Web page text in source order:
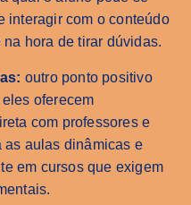
interagir com o conteúdo
hora de tirar dúvidas.
outro ponto positivo
oferecem
com professores e
as aulas dinâmicas e
em cursos que exigem